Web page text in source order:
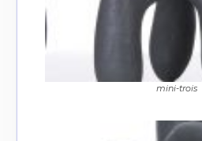
Prénom
Statut / Organisation
Adresse email*
mini-trois